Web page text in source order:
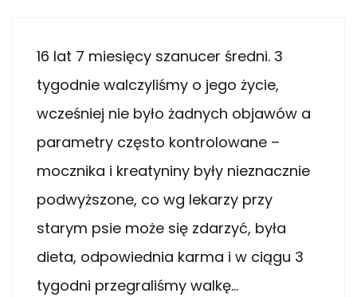
16 lat 7 miesięcy szanucer średni. 3
tygodnie walczyliśmy o jego życie,
wcześniej nie było żadnych objawów a
parametry często kontrolowane –
mocznika i kreatyniny były nieznacznie
podwyższone, co wg lekarzy przy
starym psie może się zdarzyć, była
dieta, odpowiednia karma i w ciągu 3
tygodni przegraliśmy walkę…